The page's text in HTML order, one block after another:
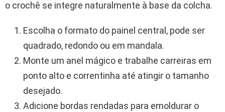
o crochê se integre naturalmente à base da colcha.
Escolha o formato do painel central, pode ser
quadrado, redondo ou em mandala.
Monte um anel mágico e trabalhe carreiras em
ponto alto e correntinha até atingir o tamanho
desejado.
Adicione bordas rendadas para emoldurar o